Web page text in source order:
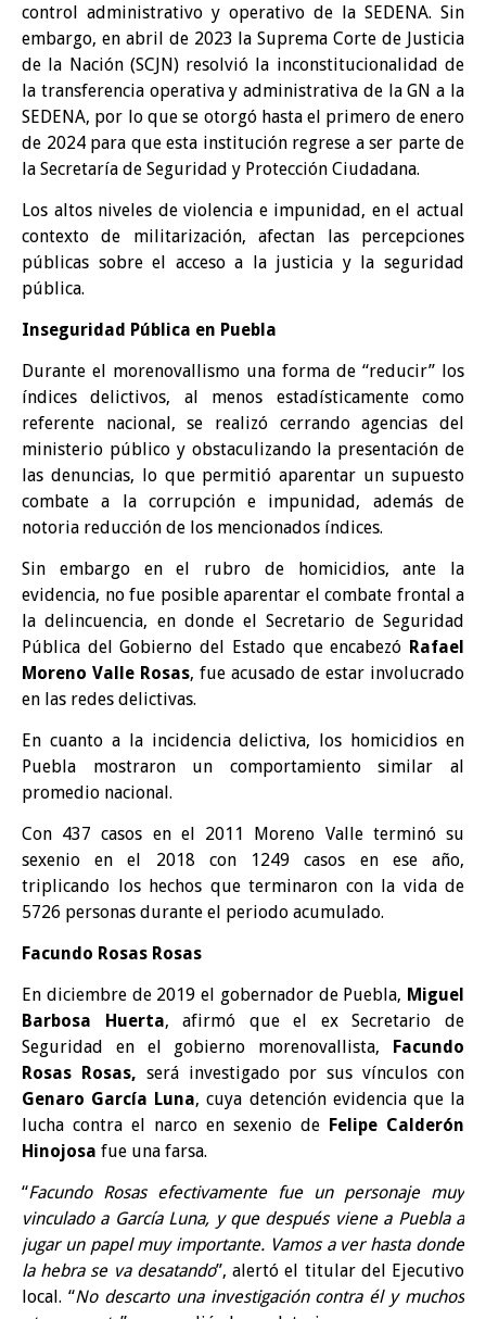
control administrativo y operativo de la SEDENA. Sin
embargo, en abril de 2023 la Suprema Corte de Justicia
de la Nación (SCJN) resolvió la inconstitucionalidad de
la transferencia operativa y administrativa de la GN a la
SEDENA, por lo que se otorgó hasta el primero de enero
de 2024 para que esta institución regrese a ser parte de
la Secretaría de Seguridad y Protección Ciudadana.
Los altos niveles de violencia e impunidad, en el actual
contexto de militarización, afectan las percepciones
públicas sobre el acceso a la justicia y la seguridad
pública.
Inseguridad Pública en Puebla
Durante el morenovallismo una forma de “reducir” los
índices delictivos, al menos estadísticamente como
referente nacional, se realizó cerrando agencias del
ministerio público y obstaculizando la presentación de
las denuncias, lo que permitió aparentar un supuesto
combate a la corrupción e impunidad, además de
notoria reducción de los mencionados índices.
Sin embargo en el rubro de homicidios, ante la
evidencia, no fue posible aparentar el combate frontal a
la delincuencia, en donde el Secretario de Seguridad
Pública del Gobierno del Estado que encabezó Rafael
Moreno Valle Rosas, fue acusado de estar involucrado
en las redes delictivas.
En cuanto a la incidencia delictiva, los homicidios en
Puebla mostraron un comportamiento similar al
promedio nacional.
Con 437 casos en el 2011 Moreno Valle terminó su
sexenio en el 2018 con 1249 casos en ese año,
triplicando los hechos que terminaron con la vida de
5726 personas durante el periodo acumulado.
Facundo Rosas Rosas
En diciembre de 2019 el gobernador de Puebla, Miguel
Barbosa Huerta, afirmó que el ex Secretario de
Seguridad en el gobierno morenovallista, Facundo
Rosas Rosas, será investigado por sus vínculos con
Genaro García Luna, cuya detención evidencia que la
lucha contra el narco en sexenio de Felipe Calderón
Hinojosa fue una farsa.
“Facundo Rosas efectivamente fue un personaje muy
vinculado a García Luna, y que después viene a Puebla a
jugar un papel muy importante. Vamos a ver hasta donde
la hebra se va desatando”, alertó el titular del Ejecutivo
local. “No descarto una investigación contra él y muchos